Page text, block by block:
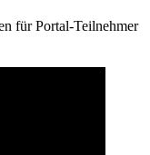
für Portal-Teilnehmer